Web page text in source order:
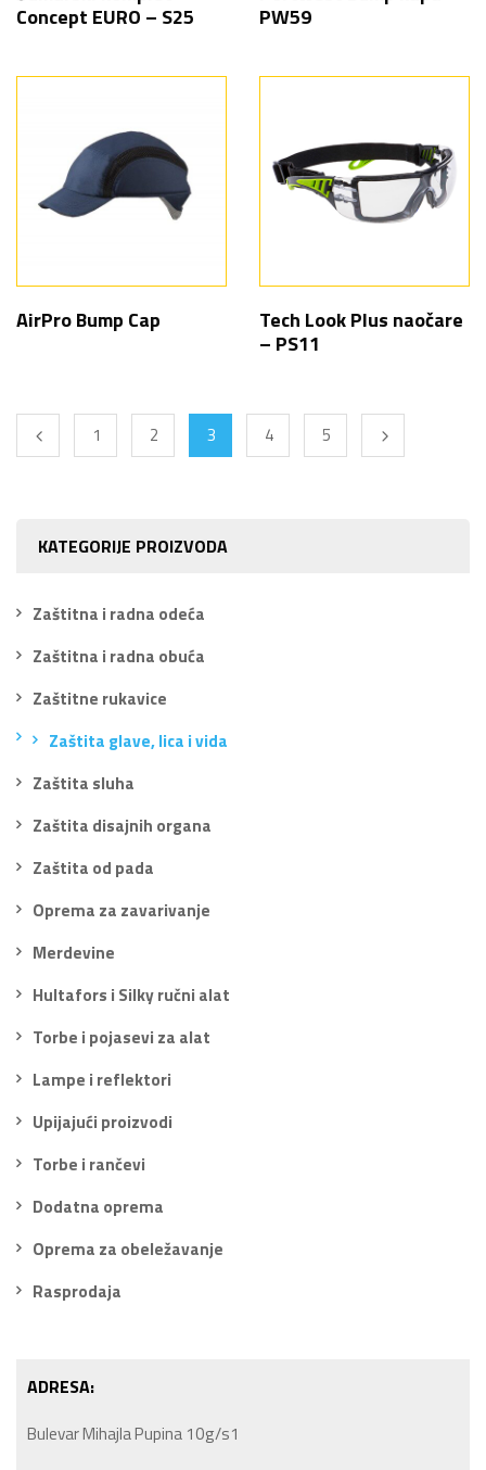
KATEGORIJE PROIZVODA
Zaštitna i radna odeća
Zaštitna i radna obuća
Zaštitne rukavice
Zaštita glave, lica i vida
Zaštita sluha
Zaštita disajnih organa
Zaštita od pada
Oprema za zavarivanje
Merdevine
Hultafors i Silky ručni alat
Torbe i pojasevi za alat
Lampe i reflektori
Upijajući proizvodi
Torbe i rančevi
Dodatna oprema
Oprema za obeležavanje
Rasprodaja
ADRESA:
Bulevar Mihajla Pupina 10g/s1
Concept EURO – S25
PW59
AirPro Bump Cap
Tech Look Plus naočare
– PS11
1 2 3 4 5